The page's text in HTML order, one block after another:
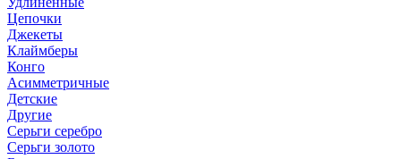
Цепочки
Джекеты
Клаймберы
Конго
Асимметричные
Детские
Другие
Серьги серебро
Серьги золото